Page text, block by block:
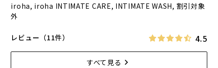
iroha, iroha INTIMATE CARE, INTIMATE WASH, 割引対象
外
レビュー（11件） 4.5
すべて見る